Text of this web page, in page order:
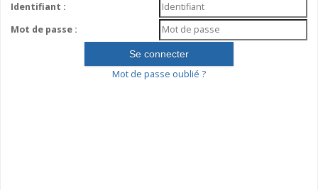
Identifiant :
Mot de passe :
Mot de passe oublié ?